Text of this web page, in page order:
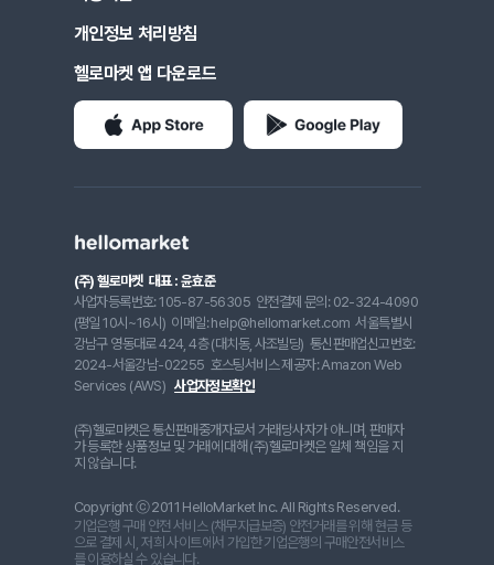
개인정보 처리방침
헬로마켓 앱 다운로드
(주) 헬로마켓 대표 : 윤효준
사업자등록번호: 105-87-56305 안전결제 문의: 02-324-4090
(평일 10시~16시) 이메일: help@hellomarket.com 서울특별시
강남구 영동대로 424, 4층 (대치동, 사조빌딩) 통신판매업신고번호:
2024-서울강남-02255 호스팅서비스 제공자: Amazon Web
Services (AWS) 사업자정보확인
(주)헬로마켓은 통신판매중개자로서 거래당사자가 아니며, 판매자
가 등록한 상품정보 및 거래에 대해 (주)헬로마켓은 일체 책임을 지
지 않습니다.
Copyright ⓒ 2011 HelloMarket Inc. All Rights Reserved.
기업은행 구매 안전 서비스 (채무지급보증) 안전거래를 위해 현금 등
으로 결제 시, 저희 사이트에서 가입한 기업은행의 구매안전서비스
를 이용하실 수 있습니다.